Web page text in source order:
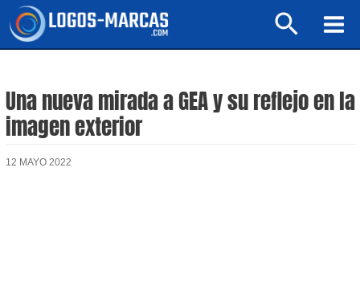
Buscar
Una nueva mirada a GEA y su reflejo en la
imagen exterior
12 MAYO 2022